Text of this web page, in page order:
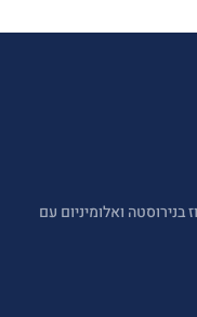
בנירוסטה ואלומיניום עם